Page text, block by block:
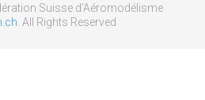
Suisse d’Aéromodélisme
. All Rights Reserved